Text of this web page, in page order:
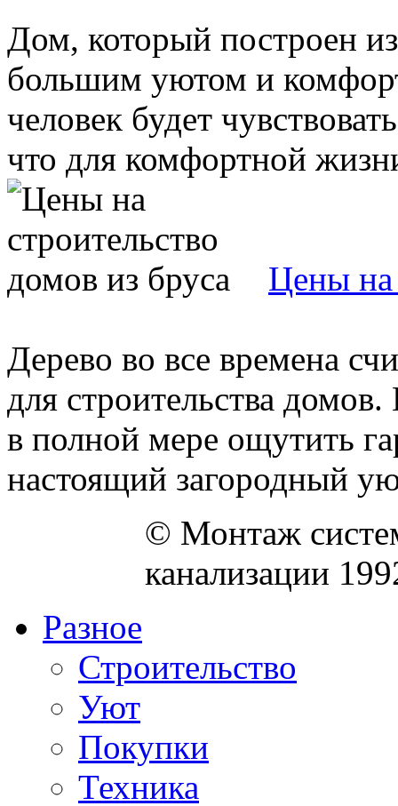
Дом, который построен из
большим уютом и
человек будет
что для комфортной
Цены на
Дерево во все времена
для строительства
в полной мере ощутить
настоящий загородный
© Монтаж
канализации
Разное
Строительство
Уют
Покупки
Техника